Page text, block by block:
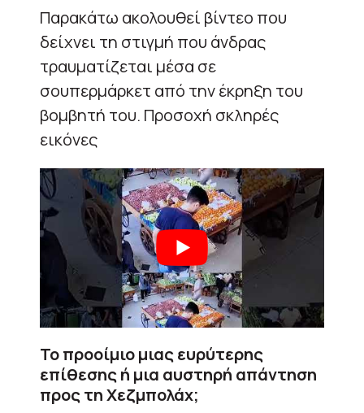
Παρακάτω ακολουθεί βίντεο που
δείχνει τη στιγμή που άνδρας
τραυματίζεται μέσα σε
σουπερμάρκετ από την έκρηξη του
βομβητή του. Προσοχή σκληρές
εικόνες
Το προοίμιο μιας ευρύτερης
επίθεσης ή μια αυστηρή απάντηση
προς τη Χεζμπολάχ;